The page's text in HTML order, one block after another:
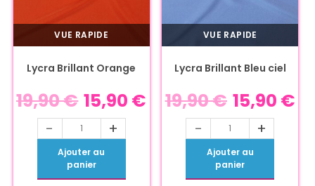
VUE RAPIDE
Lycra Brillant Orange
19,90€ 15,90 €
- +
Ajouter au
panier
VUE RAPIDE
Lycra Brillant Bleu ciel
19,90€ 15,90 €
- +
Ajouter au
panier